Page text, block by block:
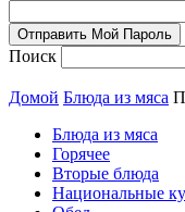
Поиск
Домой Блюда из мяса
Блюда из мяса
Горячее
Вторые блюда
Национальные